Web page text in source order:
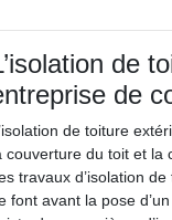
de
de
de toiture
couverture du toit et la
travaux d’isolation
font avant la pose